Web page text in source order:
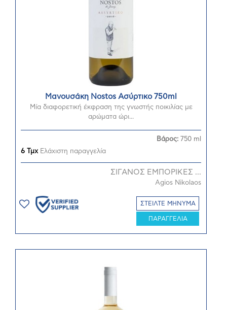
Μανουσάκη Nostos Ασύρτικο 750ml
Μία διαφορετική έκφραση της γνωστής ποικιλίας με
αρώματα ώρι...
6 ΤμχΕλάχιστη παραγγελία
Βάρος: 750 ml
ΣΙΓΑΝΟΣ ΕΜΠΟΡΙΚΕΣ ...
Agios Nikolaos
ΣΤΕΙΛΤΕ ΜΗΝΥΜΑ
ΠΑΡΑΓΓΕΛΙΑ